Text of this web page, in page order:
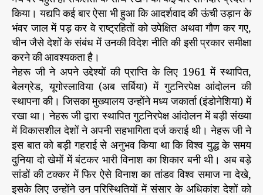
किया। यद्यपि कई बार ऐसा भी हुआ कि आदर्शवाद की ऊंची उड़ान के
भंवर जाल में पड़ कर वे राष्ट्रहितों को उपेक्षित अथवा गौण कर गए,
चीन जैसे देशों के संबंध में उनकी विदेश नीति की इसी प्रकार समीक्षा
करने की आवश्यकता है।
नेहरू जी ने अपने उद्देश्यों की प्राप्ति के लिए 1961 में स्थापित,
बेलग्रेड, यूगोस्लाविया (अब सर्बिया) में गुटनिरपेक्ष आंदोलन की
स्थापना की। जिसका मुख्यालय उन्होंने मध्य जकार्ता (इंडोनेशिया) में
रखा था। नेहरू जी द्वारा स्थापित गुटनिरपेक्ष आंदोलन में बड़ी संख्या
में विकासशील देशों ने अपनी सहभागिता दर्ज कराई थी। नेहरू जी ने
इस बात को बड़ी गहराई से अनुभव किया था कि विश्व युद्ध के समय
दुनिया दो खेमों में बंटकर भारी विनाश का शिकार बनी थी। अब बड़े
सांडों की टक्कर में फिर ऐसे विनाश का तांडव विश्व समाज ना देखे,
इसके लिए उन्होंने उन परिस्थितियों में संसार के अधिकांश देशों को